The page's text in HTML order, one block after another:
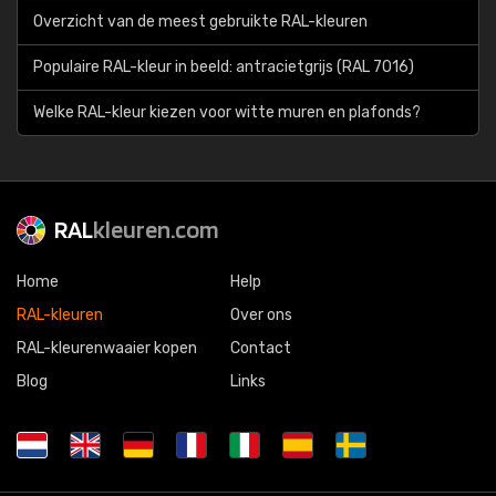
Overzicht van de meest gebruikte RAL-kleuren
Populaire RAL-kleur in beeld: antracietgrijs (RAL 7016)
Welke RAL-kleur kiezen voor witte muren en plafonds?
RALkleuren.com
Home
RAL-kleuren
RAL-kleurenwaaier kopen
Blog
Help
Over ons
Contact
Links